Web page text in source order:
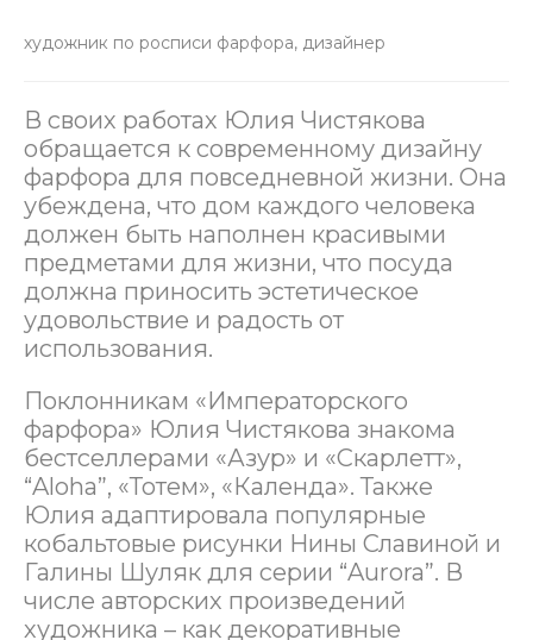
художник по росписи фарфора, дизайнер
В своих работах Юлия Чистякова
обращается к современному дизайну
фарфора для повседневной жизни. Она
убеждена, что дом каждого человека
должен быть наполнен красивыми
предметами для жизни, что посуда
должна приносить эстетическое
удовольствие и радость от
использования.
Поклонникам «Императорского
фарфора» Юлия Чистякова знакома
бестселлерами «Азур» и «Скарлетт»,
“Aloha”, «Тотем», «Календа». Также
Юлия адаптировала популярные
кобальтовые рисунки Нины Славиной и
Галины Шуляк для серии “Aurora”. В
числе авторских произведений
художника – как декоративные